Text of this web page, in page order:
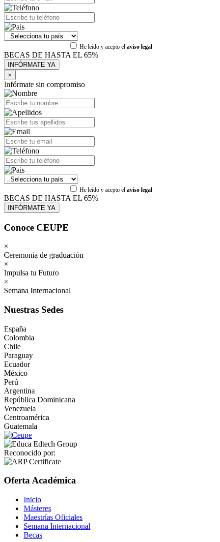
He leído y acepto el aviso legal
BECAS DE HASTA EL 65%
×
Infórmate sin compromiso
He leído y acepto el aviso legal
BECAS DE HASTA EL 65%
Conoce CEUPE
×
Ceremonia de graduación
×
Impulsa tu Futuro
×
Semana Internacional
Nuestras Sedes
España
Colombia
Chile
Paraguay
Ecuador
México
Perú
Argentina
República Dominicana
Venezuela
Centroamérica
Guatemala
Reconocido por:
Oferta Académica
Inicio
Másteres
Maestrías Oficiales
Semana Internacional
Becas